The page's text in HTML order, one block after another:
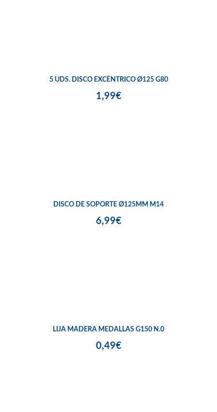
5 UDS. DISCO EXCÉNTRICO Ø125 G80
1,99€
DISCO DE SOPORTE Ø125MM M14
6,99€
LIJA MADERA MEDALLAS G150 N.0
0,49€